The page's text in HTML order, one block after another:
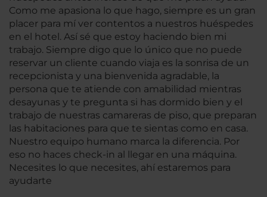
Como me apasiona lo que hago, siempre es un gran
placer para mí ver contentos a nuestros huéspedes
en el hotel. Así sé que estoy haciendo bien mi
trabajo. Siempre digo que lo único que no puede
reservar un cliente cuando viaja es la sonrisa de un
recepcionista y una bienvenida agradable, la
persona que te atiende con amabilidad mientras
desayunas y te pregunta si has dormido bien y el
trabajo de nuestras camareras de piso, que preparan
las habitaciones para que te sientas como en casa.
Nuestro equipo humano marca la diferencia. Por
eso no haces check-in al llegar en una máquina.
Necesites lo que necesites, ahí estaremos para
ayudarte